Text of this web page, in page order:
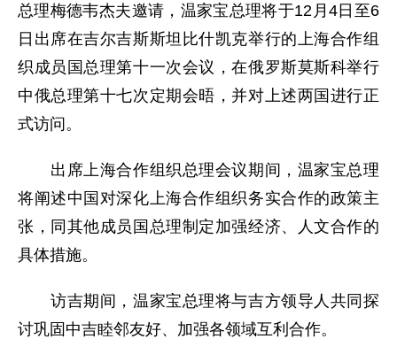
总理梅德韦杰夫邀请，温家宝总理将于12月4日至6
日出席在吉尔吉斯斯坦比什凯克举行的上海合作组
织成员国总理第十一次会议，在俄罗斯莫斯科举行
中俄总理第十七次定期会晤，并对上述两国进行正
式访问。
出席上海合作组织总理会议期间，温家宝总理
将阐述中国对深化上海合作组织务实合作的政策主
张，同其他成员国总理制定加强经济、人文合作的
具体措施。
访吉期间，温家宝总理将与吉方领导人共同探
讨巩固中吉睦邻友好、加强各领域互利合作。